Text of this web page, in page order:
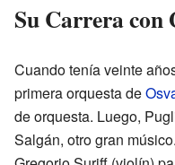
Su Carrera con
Cuando tenía veinte
primera orquesta de
de orquesta. Luego,
Salgán, otro gran